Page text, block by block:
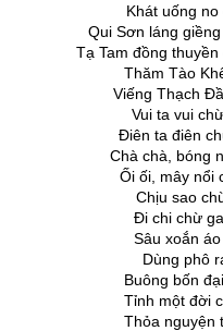
Khát uống no
Qui Sơn láng
Tạ Tam đồng
Thăm Tào
Viếng Thạch
Vui ta vui
Điên ta điên
Chà chà, bóng
Ối ối, mây nổi
Chịu sao
Đi chi chừ
Sâu xoắn
Dùng phô
Buông bốn
Tỉnh một đời
Thỏa nguyện